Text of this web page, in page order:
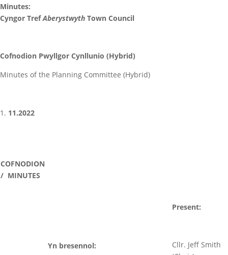
Minutes:
Cyngor TrefAberystwyth Town Council
Cofnodion Pwyllgor Cynllunio (Hybrid)
Minutes of the Planning Committee (Hybrid)
11.2022
COFNODION
/ MINUTES
Yn bresennol:
Present:
Cllr. Jeff Smith